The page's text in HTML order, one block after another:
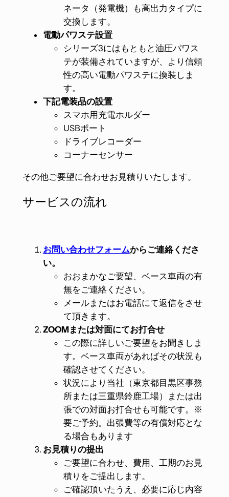
ネータ（発電機）も高出力タイプに
交換します。
電動パワステ設置
シリーズ3にはもともと油圧パワス
テが装備されていますが、より信頼
性の高い電動パワステに換装しま
す。
下記電装品の設置
スマホ用充電ホルダー
USBポート
ドライブレコーダー
コーナーセンサー
その他ご要望に合わせお見積りいたします。
サービスの流れ
お問い合わせフォームからご連絡くださ
い。
おおまかなご要望、ベース車両の有
無をご連絡ください。
メールまたはお電話にて返信をさせ
て頂きます。
ZOOMまたは対面にてお打合せ
この際に詳しいご要望をお聞きしま
す。ベース車両があればその状況も
確認させてください。
状況により当社（東京都目黒区事務
所または三重県鈴鹿工場）または出
張での対面お打合せも可能です。※
要ご予約。出張費等の有償対応とな
る場合もあります
お見積りの提出
ご要望に合わせ、費用、工期のお見
積りをご提出します。
ご確認頂いたうえ、必要に応じ内容